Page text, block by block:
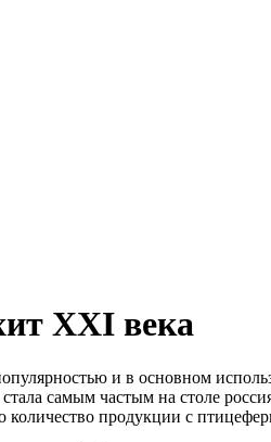
XXI века
и в основном
самым частым на столе
продукции с